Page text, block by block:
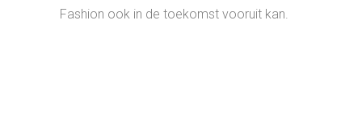
Fashion ook in de toekomst vooruit kan.